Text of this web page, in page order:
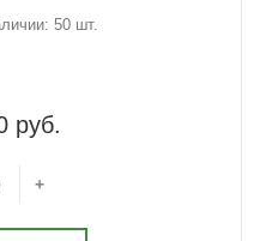
50 шт.
руб.
+